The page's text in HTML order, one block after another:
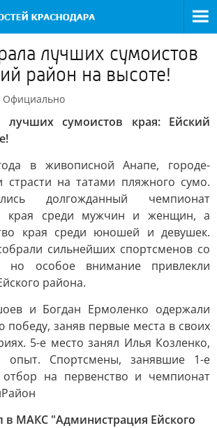
лучших сумоистов
район на высоте!
Официально
лучших сумоистов края: Ейский
в живописной Анапе, городе-
страсти на татами пляжного сумо.
долгожданный чемпионат
края среди мужчин и женщин, а
края среди юношей и девушек.
сильнейших спортсменов со
но особое внимание привлекли
района.
и Богдан Ермоленко одержали
победу, заняв первые места в своих
5-е место занял Илья Козленко,
опыт. Спортсмены, занявшие 1-е
на первенство и чемпионат
в МАКС "Администрация Ейского